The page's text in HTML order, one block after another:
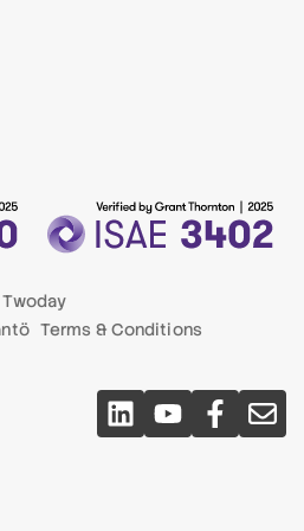
Twoday
Terms & Conditions